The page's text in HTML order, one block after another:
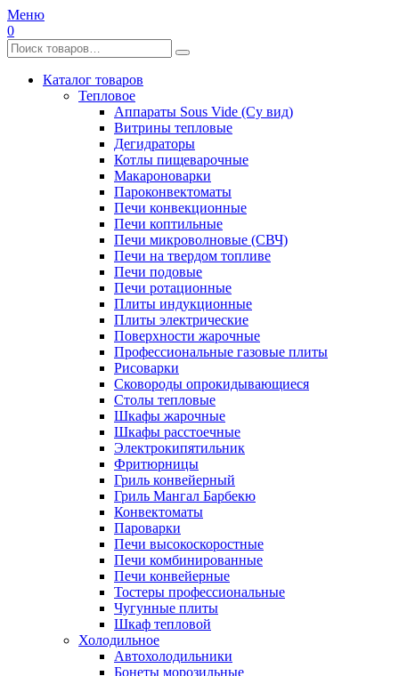
Меню
0
Каталог товаров
Тепловое
Аппараты Sous Vide (Су вид)
Витрины тепловые
Дегидраторы
Котлы пищеварочные
Макароноварки
Пароконвектоматы
Печи конвекционные
Печи коптильные
Печи микроволновые (СВЧ)
Печи на твердом топливе
Печи подовые
Печи ротационные
Плиты индукционные
Плиты электрические
Поверхности жарочные
Профессиональные газовые плиты
Рисоварки
Сковороды опрокидывающиеся
Столы тепловые
Шкафы жарочные
Шкафы расстоечные
Электрокипятильник
Фритюрницы
Гриль конвейерный
Гриль Мангал Барбекю
Конвектоматы
Пароварки
Печи высокоскоростные
Печи комбинированные
Печи конвейерные
Тостеры профессиональные
Чугунные плиты
Шкаф тепловой
Холодильное
Автохолодильники
Бонеты морозильные